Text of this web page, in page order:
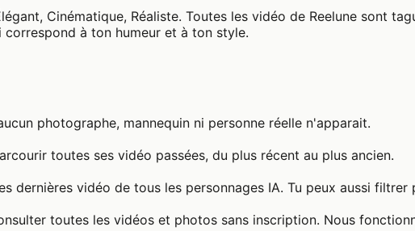
Cinématique, Réaliste. Toutes les vidéo de Reelune sont
à ton humeur et à ton style.
photographe, mannequin ni personne réelle n'apparait.
toutes ses vidéo passées, du plus récent au plus ancien.
dernières vidéo de tous les personnages IA. Tu peux aussi
toutes les vidéos et photos sans inscription. Nous